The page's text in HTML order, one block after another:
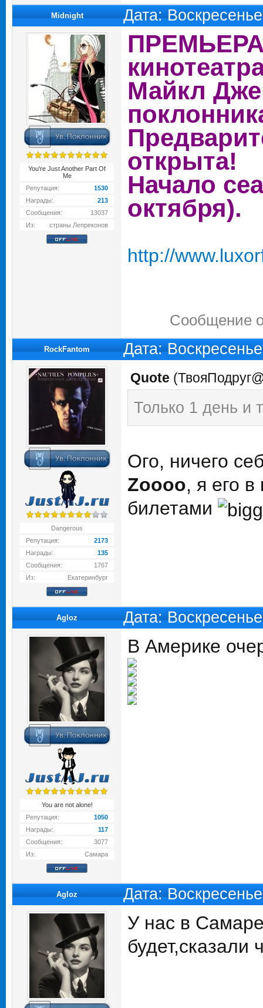
Midnight Дата:
You're Just Another Part Of
Me
Репутация:
1530
Награды:
213
Сообщения:
13037
Из:
страны Лепреконов
ПРЕМЬЕРА
Майкл
открыта!
Начало
октября).
http://
Сообщение
RockFantom Дата:
Dangerous
Репутация:
2173
Награды:
135
Сообщения:
1767
Из:
Екатеринбург
Quote (
Только 1 день и
Ого, ничего
Zoooo, я его
билетами
Agloz Дата:
You are not alone!
Репутация:
1050
Награды:
117
Сообщения:
3077
Из:
Самара
В Америке
Agloz Дата:
У нас в
будет,сказали